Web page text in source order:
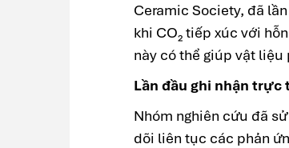
Ceramic Society, đã
khi CO₂ tiếp xúc với
này có thể giúp vật
Lần đầu ghi nhận trực
Nhóm nghiên cứu đã
dõi liên tục các phản